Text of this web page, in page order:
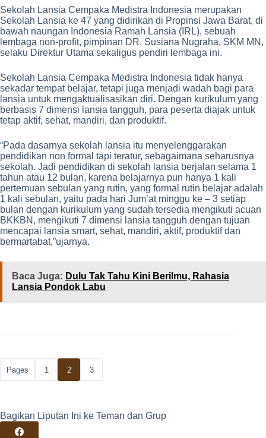
Sekolah Lansia Cempaka Medistra Indonesia merupakan
Sekolah Lansia ke 47 yang didirikan di Propinsi Jawa Barat, di
bawah naungan Indonesia Ramah Lansia (IRL), sebuah
lembaga non-profit, pimpinan DR. Susiana Nugraha, SKM MN,
selaku Direktur Utama sekaligus pendiri lembaga ini.
Sekolah Lansia Cempaka Medistra Indonesia tidak hanya
sekadar tempat belajar, tetapi juga menjadi wadah bagi para
lansia untuk mengaktualisasikan diri. Dengan kurikulum yang
berbasis 7 dimensi lansia tangguh, para peserta diajak untuk
tetap aktif, sehat, mandiri, dan produktif.
“Pada dasarnya sekolah lansia itu menyelenggarakan
pendidikan non formal tapi teratur, sebagaimana seharusnya
sekolah. Jadi pendidikan di sekolah lansia berjalan selama 1
tahun atau 12 bulan, karena belajarnya pun hanya 1 kali
pertemuan sebulan yang rutin, yang formal rutin belajar adalah
1 kali sebulan, yaitu pada hari Jum’at minggu ke – 3 setiap
bulan dengan kurikulum yang sudah tersedia mengikuti acuan
BKKBN, mengikuti 7 dimensi lansia tangguh dengan tujuan
mencapai lansia smart, sehat, mandiri, aktif, produktif dan
bermartabat,”ujarnya.
Baca Juga: Dulu Tak Tahu Kini Berilmu, Rahasia
Lansia Pondok Labu
Pages 1 2 3
Bagikan Liputan Ini ke Teman dan Grup